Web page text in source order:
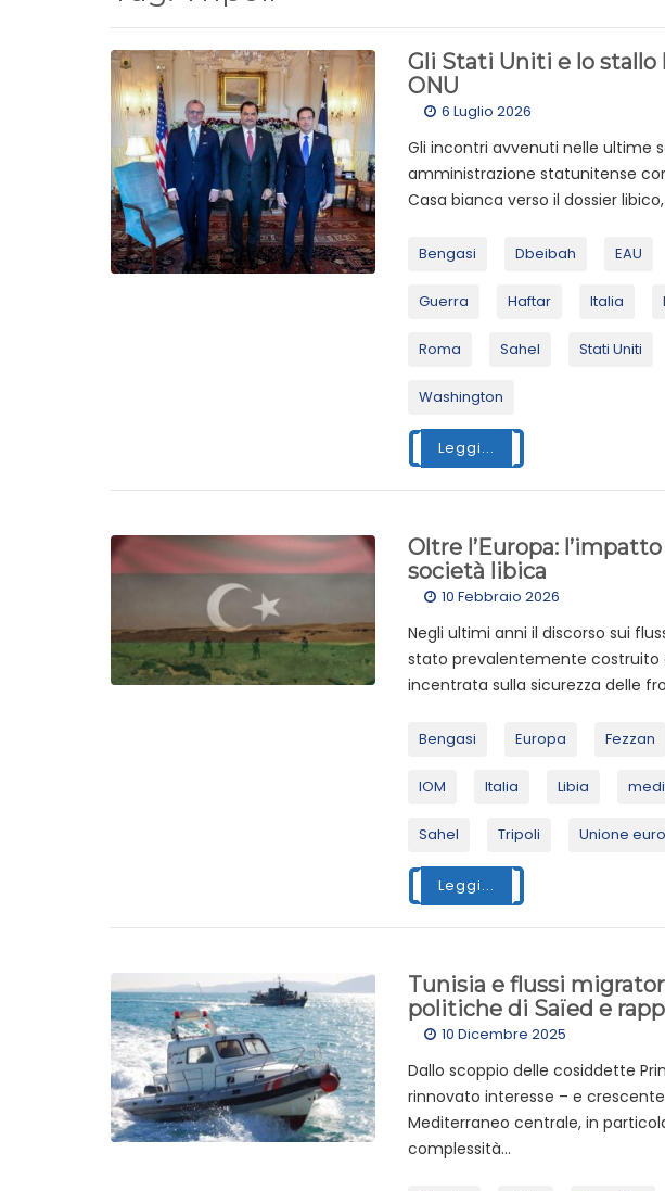
Gli Stati Uniti e lo stallo
ONU
6 Luglio 2026
Gli incontri avvenuti nelle ultime
amministrazione statunitense
Casa bianca verso il dossier
Bengasi Dbeibah EAU
Guerra Haftar Italia
Roma Sahel Stati Uniti
Washington
Leggi...
Oltre l’Europa:
società libica
10 Febbraio 2026
Negli ultimi anni il discorso sui
stato prevalentemente costruito
incentrata sulla sicurezza delle
Bengasi Europa Fezzan
IOM Italia Libia
Sahel Tripoli Unione
Leggi...
Tunisia e flussi
politiche di Saïed e
10 Dicembre 2025
Dallo scoppio delle cosiddette
rinnovato interesse – e
Mediterraneo centrale, in
complessità...